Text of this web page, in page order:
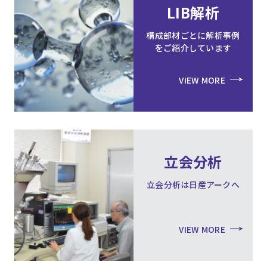
LIB解析
構成部材ごとに解析事例
をご紹介しています
VIEW MORE
立会分析
立会分析は日産アークへ
VIEW MORE